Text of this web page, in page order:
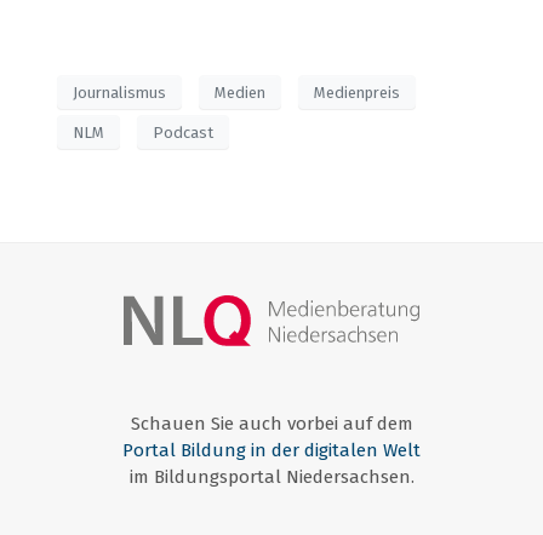
Journalismus Medien Medienpreis
NLM Podcast
Schauen Sie auch vorbei auf dem
Portal Bildung in der digitalen Welt
im Bildungsportal Niedersachsen.